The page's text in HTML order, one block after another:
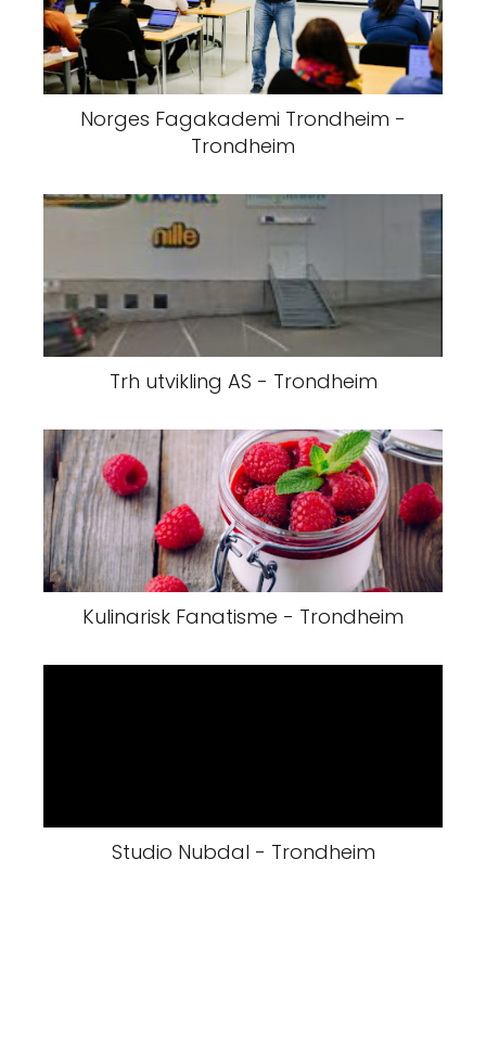
Norges Fagakademi Trondheim -
Trondheim
Trh utvikling AS - Trondheim
Kulinarisk Fanatisme - Trondheim
Studio Nubdal - Trondheim